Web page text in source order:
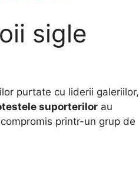
sigle
purtate cu liderii galeriilor,
suporterilor au
printr-un grup de